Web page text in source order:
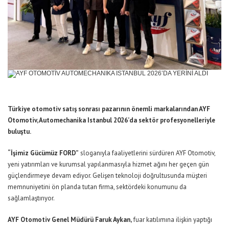
Türkiye otomotiv satış sonrası pazarının önemli markalarından AYF
Otomotiv, Automechanika Istanbul 2026’da sektör profesyonelleriyle
buluştu.
“İşimiz Gücümüz FORD” sloganıyla faaliyetlerini sürdüren AYF Otomotiv,
yeni yatırımları ve kurumsal yapılanmasıyla hizmet ağını her geçen gün
güçlendirmeye devam ediyor. Gelişen teknoloji doğrultusunda müşteri
memnuniyetini ön planda tutan firma, sektördeki konumunu da
sağlamlaştırıyor.
AYF Otomotiv Genel Müdürü Faruk Aykan,fuar katılımına ilişkin yaptığı